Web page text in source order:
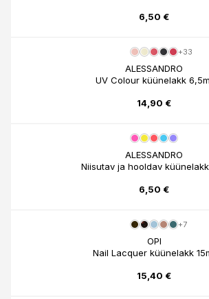
6,50 €
+33
ALESSANDRO
UV Colour küünelakk
14,90 €
ALESSANDRO
Niisutav ja hooldav
6,50 €
+7
OPI
Nail Lacquer küünelakk
15,40 €